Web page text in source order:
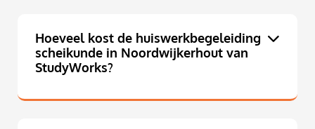
Hoeveel kost de huiswerkbegeleiding
scheikunde in Noordwijkerhout van
StudyWorks?